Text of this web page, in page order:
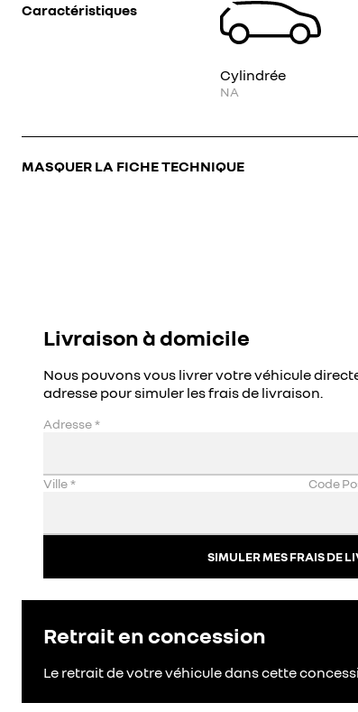
MASQUER LA FICHE TECHNIQUE
Caractéristiques
Cylindrée
NA
Livraison à domicile
Nous pouvons vous livrer votre véhicule
adresse pour simuler les frais de livraison.
Adresse*
Ville* Code
SIMULER MES FRAIS DE
Retrait en concession
Le retrait de votre véhicule dans cette